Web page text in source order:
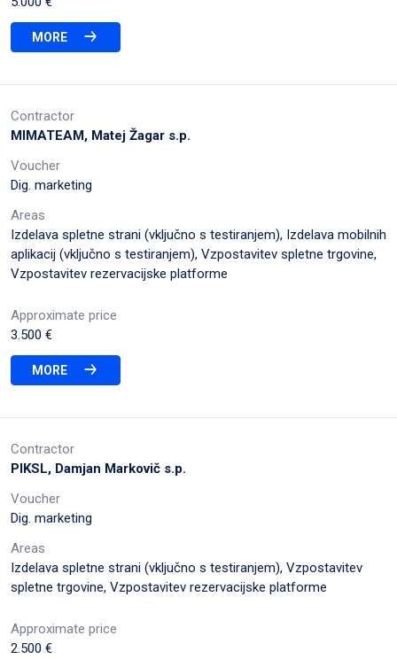
MORE
Contractor
MIMATEAM, Matej Žagar s.p.
Voucher
Dig. marketing
Areas
Izdelava spletne strani (vključno s testiranjem), Izdelava mobilnih
aplikacij (vključno s testiranjem), Vzpostavitev spletne trgovine,
Vzpostavitev rezervacijske platforme
Approximate price
3.500 €
MORE
Contractor
PIKSL, Damjan Markovič s.p.
Voucher
Dig. marketing
Areas
Izdelava spletne strani (vključno s testiranjem), Vzpostavitev
spletne trgovine, Vzpostavitev rezervacijske platforme
Approximate price
2.500 €